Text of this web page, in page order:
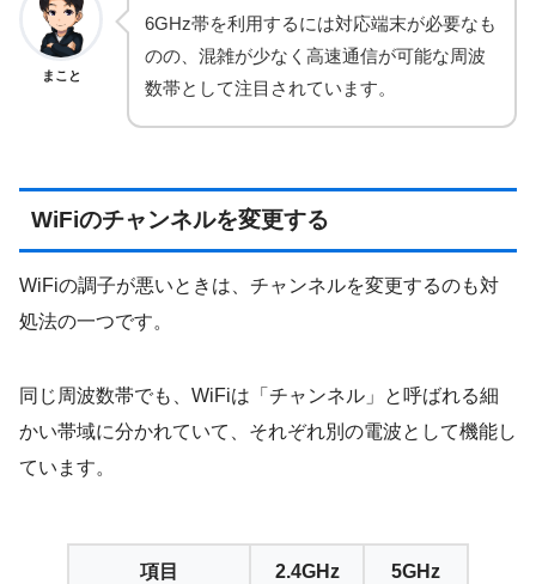
まこと
6GHz帯を利用するには対応端末が必要なも
のの、混雑が少なく高速通信が可能な周波
数帯として注目されています。
WiFiのチャンネルを変更する
WiFiの調子が悪いときは、チャンネルを変更するのも対
処法の一つです。
同じ周波数帯でも、WiFiは「チャンネル」と呼ばれる細
かい帯域に分かれていて、それぞれ別の電波として機能し
ています。
項目 2.4GHz 5GHz